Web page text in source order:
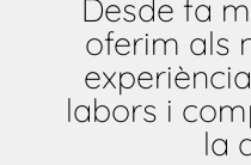
Desde fa
oferim als
labors i
la